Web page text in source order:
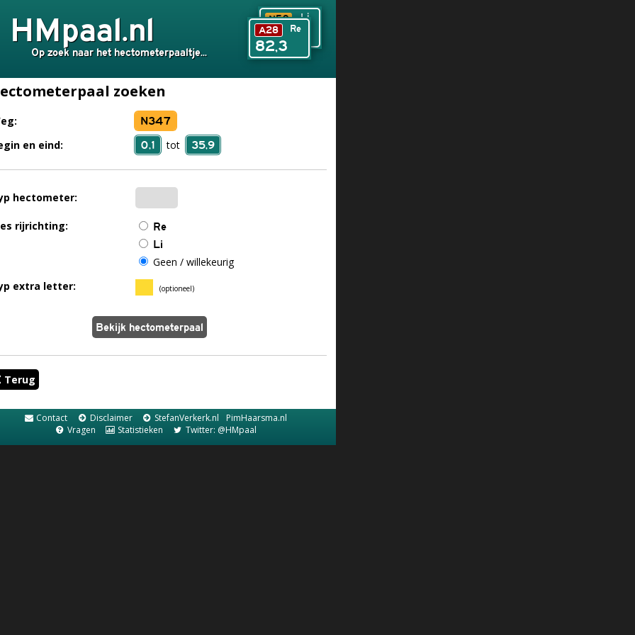
HMpaal.nl
Op zoek naar het hectometerpaaltje...
A28
82,3
Re
N50
240,6
Li
zoeken
N347
en eind: 0,1 tot 35,9
hectometer:
rijrichting:
Re
Li
Geen / willekeurig
extra letter:
(optioneel)
Terug
Contact Disclaimer StefanVerkerk.nl
PimHaarsma.nl
Vragen
Statistieken Twitter: @HMpaal